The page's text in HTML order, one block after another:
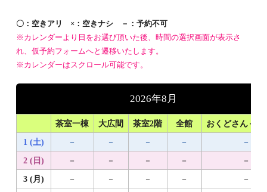
〇：空きアリ ×：空きナシ －：予約不可
※カレンダーより日をお選び頂いた後、時間の選択画面が表示さ
れ、仮予約フォームへと遷移いたします。
※カレンダーはスクロール可能です。
2026年8月
茶室一棟 大広間 茶室2階 全館
おくどさん＋1
1 (土)
－ － － －
－
2 (日)
－ － － －
－
3 (月)
－ － － －
－